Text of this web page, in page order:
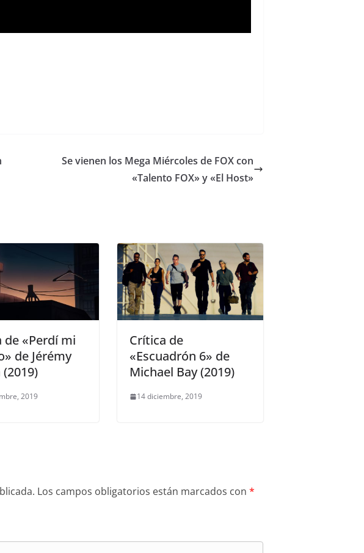
Se vienen los Mega Miércoles de FOX con
«Talento FOX» y «El Host»
de «Perdí mi
de Jérémy
2019
Crítica de
«Escuadrón 6» de
Michael Bay (2019)
14 diciembre, 2019
Los campos obligatorios están marcados con *